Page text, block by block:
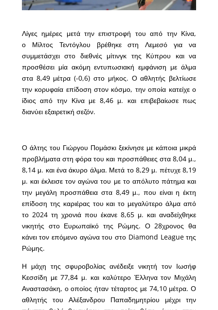
Λίγες ημέρες μετά την επιστροφή του από την Κίνα,
ο Μίλτος Τεντόγλου βρέθηκε στη Λεμεσό για να
συμμετάσχει στο διεθνές μίτινγκ της Κύπρου και να
προσθέσει μία ακόμη εντυπωσιακή εμφάνιση με άλμα
στα 8,49 μέτρα (-0,6) στο μήκος. Ο αθλητής βελτίωσε
την κορυφαία επίδοση στον κόσμο, την οποία κατείχε ο
ίδιος από την Κίνα με 8,46 μ. και επιβεβαίωσε πως
διανύει εξαιρετική σεζόν.
Ο άλτης του Γιώργου Πομάσκι ξεκίνησε με κάποια μικρά
προβλήματα στη φόρα του και προσπάθειες στα 8,04 μ.,
8,14 μ. και ένα άκυρο άλμα. Μετά το 8,29 μ. πέτυχε 8,19
μ. και έκλεισε τον αγώνα του με το απόλυτο πάτημα και
την μεγάλη προσπάθεια στα 8,49 μ., που είναι η έκτη
επίδοση της καριέρας του και το μεγαλύτερο άλμα από
το 2024 τη χρονιά που έκανε 8,65 μ. και αναδείχθηκε
νικητής στο Ευρωπαϊκό της Ρώμης. Ο 28χρονος θα
κάνει τον επόμενο αγώνα του στο Diamond League της
Ρώμης.
Η μάχη της σφυροβολίας ανέδειξε νικητή τον Ιωσήφ
Κεσσίδη με 77,84 μ. και καλύτερο Έλληνα τον Μιχάλη
Αναστασάκη, ο οποίος ήταν τέταρτος με 74,10 μέτρα. Ο
αθλητής του Αλέξανδρου Παπαδημητρίου μέχρι την